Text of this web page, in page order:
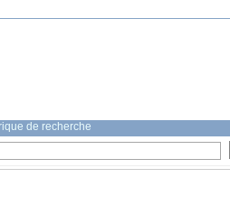
de recherche